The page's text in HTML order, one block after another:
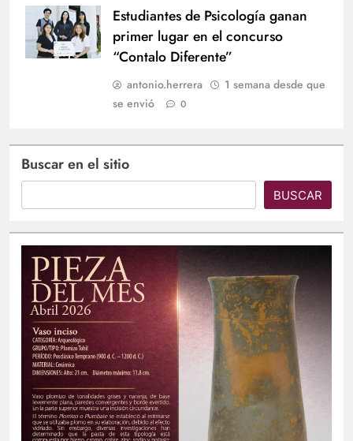
Estudiantes de Psicología ganan
primer lugar en el concurso
“Contalo Diferente”
antonio.herrera
1 semana desde que
se envió
0
Buscar en el sitio
BUSCAR